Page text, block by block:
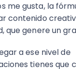
me gusta, la
contenido
que genere un
a ese nivel de
tienes que